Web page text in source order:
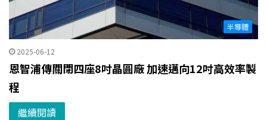
半導體
2025-06-12
恩智浦傳關閉四座8吋晶圓廠 加速邁向12吋高效率製
程
繼續閱讀